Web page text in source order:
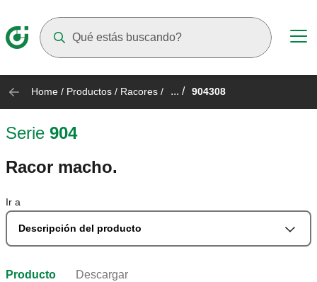
Home / Productos / Racores / ... / 904308
Serie 904
Racor macho.
Ir a
Descripción del producto
Producto Descargar